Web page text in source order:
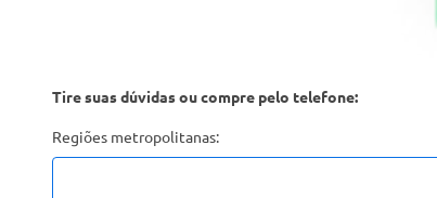
Tire suas dúvidas ou compre pelo telefone:
Regiões metropolitanas: